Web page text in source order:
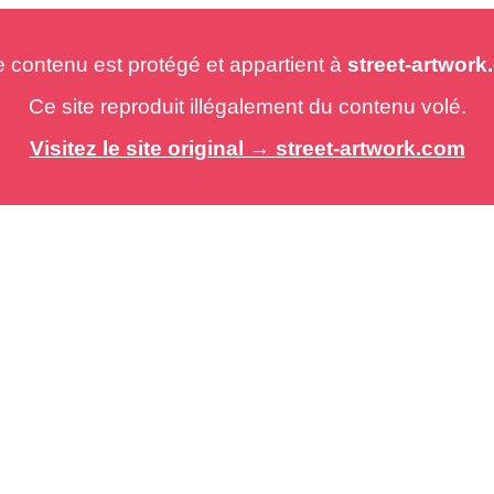
est protégé et appartient à street-
Ce site reproduit illégalement du contenu volé.
Visitez le site original → street-artwork.com